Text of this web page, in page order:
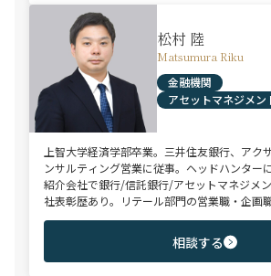
松村 陸
Matsumura Riku
金融機関
アセットマネジメン
上智大学経済学部卒業。三井住友銀行、アク
ンサルティング営業に従事。ヘッドハンター
紹介会社で銀行/信託銀行/アセットマネジメ
社表彰歴あり。リテール部門の営業職・企画
門職まで豊富な転職支援実績。日系/外資系
問わず幅広いポジションでご支援可能。
相談する